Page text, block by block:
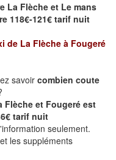
La Flèche et Le mans
118€-121€ tarif nuit
de La Flèche à Fougeré
savoir combien coute
Flèche et Fougeré est
tarif nuit
seulement.
les suppléments